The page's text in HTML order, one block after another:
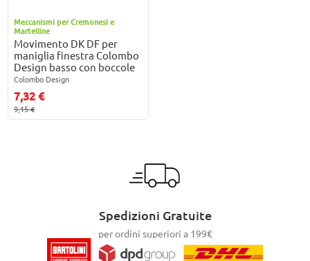
Meccanismi per Cremonesi e
Martelline
Movimento DK DF per
maniglia finestra Colombo
Design basso con boccole
Colombo Design
7,32 €
9,15 €
Spedizioni Gratuite
per ordini superiori a 199€